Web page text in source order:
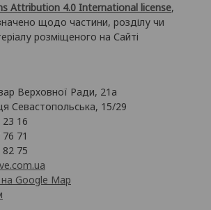
Attribution 4.0 International license,
щодо частини, розділу чи
розміщеного на Сайті
Верховної Ради, 21а
Севастопольська, 15/29
16
71
75
Google Map